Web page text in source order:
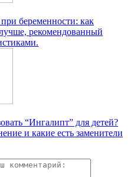
беременности: как
рекомендованный
“Ингалипт” для детей?
и какие есть заменители